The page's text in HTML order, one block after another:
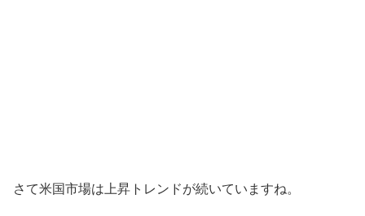
さて米国市場は上昇トレンドが続いていますね。